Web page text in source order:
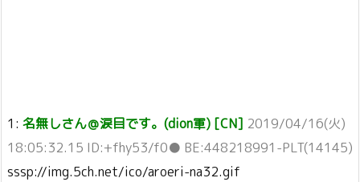
1: 名無しさん＠涙目です。(dion軍) [CN] 2019/04/16(火)
18:05:32.15 ID:+fhy53/f0● BE:448218991-PLT(14145)
sssp://img.5ch.net/ico/aroeri-na32.gif